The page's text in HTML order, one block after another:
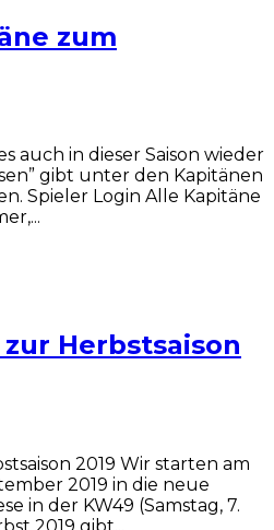
zum
auch in dieser Saison wieder
gibt unter den Kapitänen
Spieler Login Alle Kapitäne
Herbstsaison
2019 Wir starten am
2019 in die neue
in der KW49 (Samstag, 7.